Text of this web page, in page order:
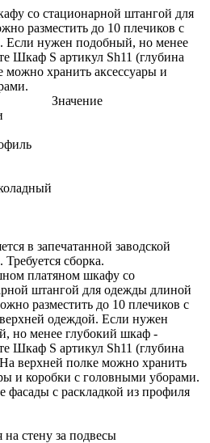
со стационарной штангой для
разместить до 10 плечиков с
Если нужен подобный, но менее
Шкаф S артикул Sh11 (глубина
хранить аксессуары и
Значение
в запечатанной заводской
Требуется сборка.
платяном шкафу со
штангой для одежды длиной
разместить до 10 плечиков с
одеждой. Если нужен
но менее глубокий шкаф -
Шкаф S артикул Sh11 (глубина
верхней полке можно хранить
и коробки с головными уборами.
фасады с раскладкой из профиля
на стену за подвесы